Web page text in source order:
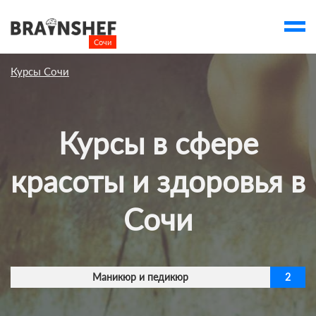
Сочи
Курсы Сочи
Профессии
Курсы Сочи
Курсы в сфере
красоты и здоровья в
Сочи
Маникюр и педикюр 2